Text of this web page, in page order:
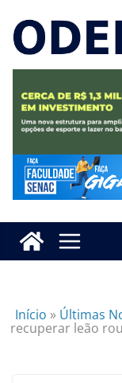
Início » Últimas
recuperar leão